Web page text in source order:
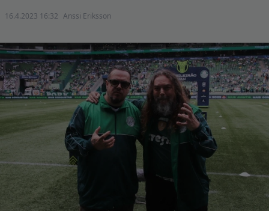
16.4.2023 16:32 Anssi Eriksson